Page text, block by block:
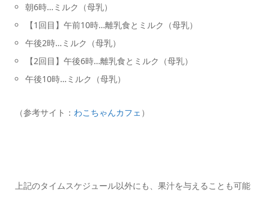
朝6時…ミルク（母乳）
【1回目】午前10時…離乳食とミルク（母乳）
午後2時…ミルク（母乳）
【2回目】午後6時…離乳食とミルク（母乳）
午後10時…ミルク（母乳）
（参考サイト： わこちゃんカフェ ）
上記のタイムスケジュール以外にも、果汁を与えることも可能